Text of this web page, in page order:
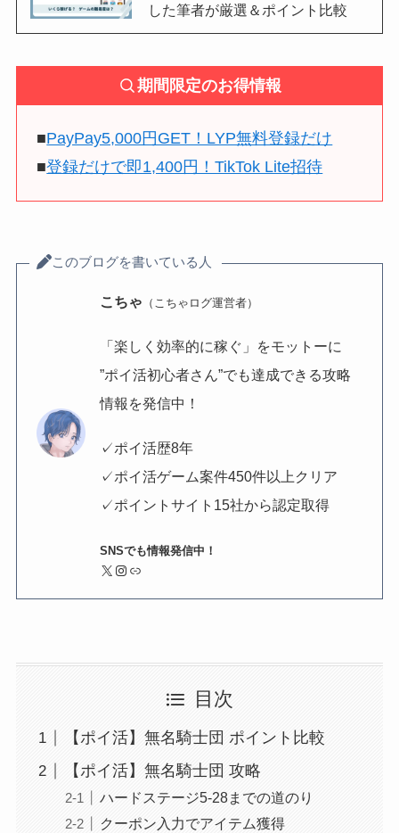
した筆者が厳選＆ポイント比較
期間限定のお得情報
■PayPay5,000円GET！LYP無料登録だけ
■登録だけで即1,400円！TikTok Lite招待
このブログを書いている人
こちゃ （こちゃログ運営者）
「楽しく効率的に稼ぐ」をモットーに
”ポイ活初心者さん”でも達成できる攻略
情報を発信中！
✓ポイ活歴8年
✓ポイ活ゲーム案件450件以上クリア
✓ポイントサイト15社から認定取得
SNSでも情報発信中！
X Instagram リンク
目次
【ポイ活】無名騎士団 ポイント比較
【ポイ活】無名騎士団 攻略
ハードステージ5-28までの道のり
クーポン入力でアイテム獲得